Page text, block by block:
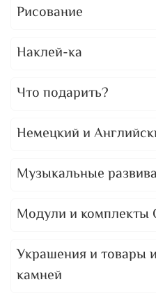
Рисование
Наклей-ка
Что подарить?
Немецкий и
Музыкальные
Модули и комплекты
Украшения и товары
камней